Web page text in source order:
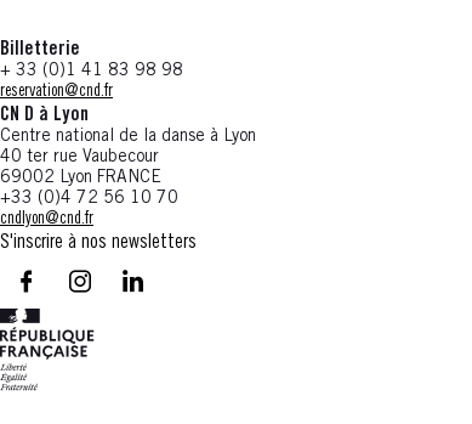
Billetterie
+ 33 (0)1 41 83 98 98
reservation@cnd.fr
CN D à Lyon
Centre national de la danse à Lyon
40 ter rue Vaubecour
69002 Lyon FRANCE
+33 (0)4 72 56 10 70
cndlyon@cnd.fr
S'inscrire à nos newsletters
facebook - CN D - Nouvelle fenêtre
instagram - CN D - Nouvelle fenêtre
LinkedIn - CN D - Nouvelle fenêtre